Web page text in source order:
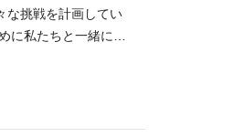
な挑戦を計画してい
に私たちと一緒に働
細 当社プロダクト
、以下の業務をお
チャット）業務の品